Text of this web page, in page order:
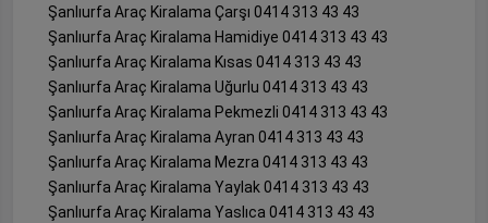
Şanlıurfa Araç Kiralama Çarşı 0414 313 43 43
Şanlıurfa Araç Kiralama Hamidiye 0414 313 43 43
Şanlıurfa Araç Kiralama Kısas 0414 313 43 43
Şanlıurfa Araç Kiralama Uğurlu 0414 313 43 43
Şanlıurfa Araç Kiralama Pekmezli 0414 313 43 43
Şanlıurfa Araç Kiralama Ayran 0414 313 43 43
Şanlıurfa Araç Kiralama Mezra 0414 313 43 43
Şanlıurfa Araç Kiralama Yaylak 0414 313 43 43
Şanlıurfa Araç Kiralama Yaslıca 0414 313 43 43